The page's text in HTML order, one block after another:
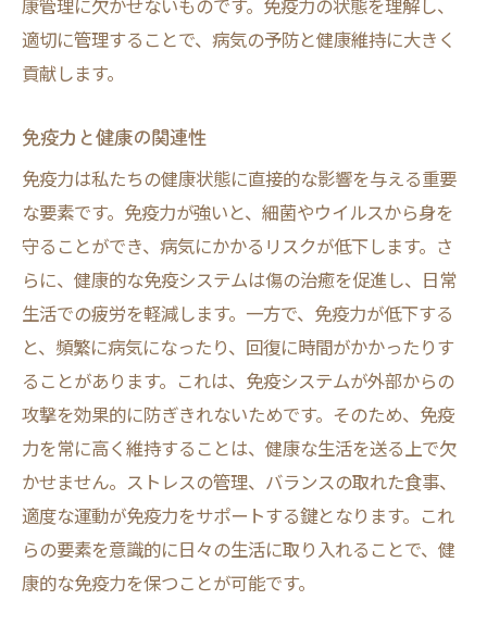
康管理に欠かせないものです。免疫力の状態を理解し、
適切に管理することで、病気の予防と健康維持に大きく
貢献します。
免疫力と健康の関連性
免疫力は私たちの健康状態に直接的な影響を与える重要
な要素です。免疫力が強いと、細菌やウイルスから身を
守ることができ、病気にかかるリスクが低下します。さ
らに、健康的な免疫システムは傷の治癒を促進し、日常
生活での疲労を軽減します。一方で、免疫力が低下する
と、頻繁に病気になったり、回復に時間がかかったりす
ることがあります。これは、免疫システムが外部からの
攻撃を効果的に防ぎきれないためです。そのため、免疫
力を常に高く維持することは、健康な生活を送る上で欠
かせません。ストレスの管理、バランスの取れた食事、
適度な運動が免疫力をサポートする鍵となります。これ
らの要素を意識的に日々の生活に取り入れることで、健
康的な免疫力を保つことが可能です。